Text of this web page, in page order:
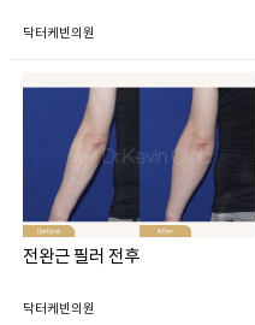
닥터케빈의원
전완근 필러 전후
닥터케빈의원